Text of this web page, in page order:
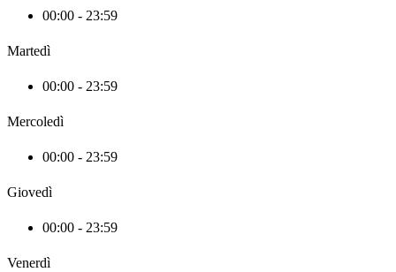
00:00 - 23:59
Martedì
00:00 - 23:59
Mercoledì
00:00 - 23:59
Giovedì
00:00 - 23:59
Venerdì